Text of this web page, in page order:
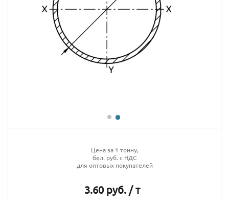
Цена за 1 тонну,
бел. руб. с НДС
для оптовых покупателей
3.60 руб. / т